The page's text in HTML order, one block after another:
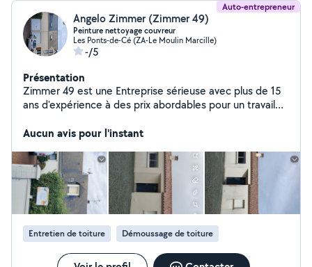
Auto-entrepreneur
Angelo Zimmer (Zimmer 49)
Peinture nettoyage couvreur
Les Ponts-de-Cé (ZA-Le Moulin Marcille)
-/5
Présentation
Zimmer 49 est une Entreprise sérieuse avec plus de 15
ans d'expérience à des prix abordables pour un travail
Aucun avis pour l'instant
Entretien de toiture Démoussage de toiture